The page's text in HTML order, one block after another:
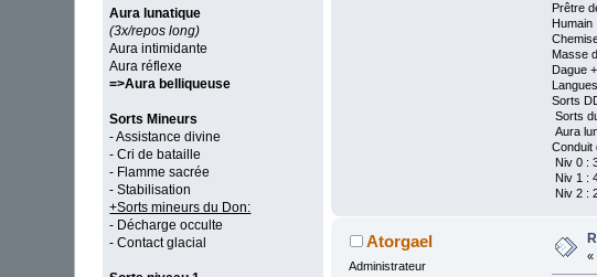
Aura lunatique
(3x/repos long)
Aura intimidante
Aura réflexe
=>Aura belliqueuse
Sorts Mineurs
- Assistance divine
- Cri de bataille
- Flamme sacrée
- Stabilisation
+Sorts mineurs du Don:
- Décharge occulte
- Contact glacial
Prêtre
Humain
Masse
Dague
Sorts
Sorts
Aura
Conduit
Niv 0 :
Niv 1 :
Niv 2 :
Atorgael
Administrateur
«